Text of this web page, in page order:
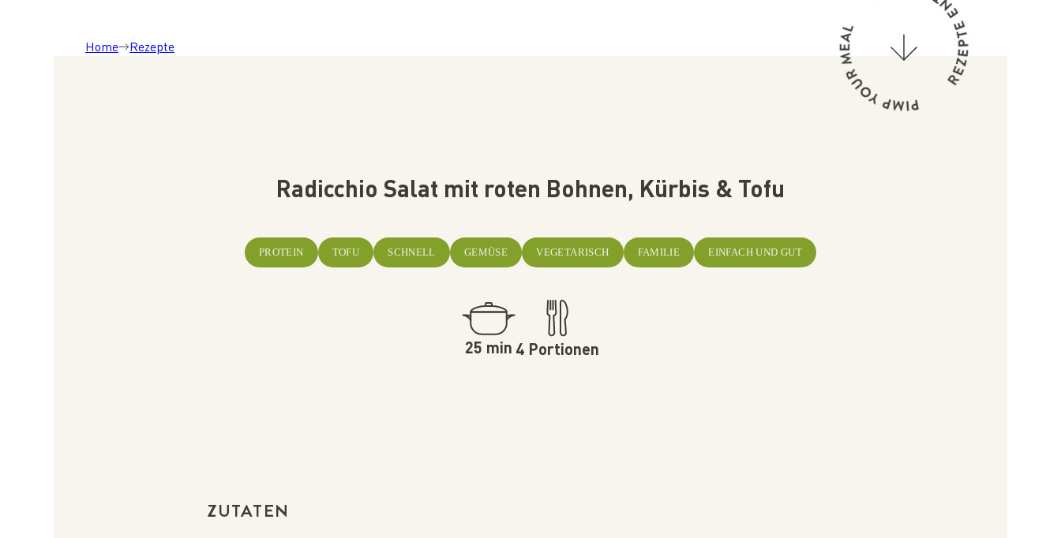
Home Rezepte
Radicchio Salat mit roten Bohnen, Kürbis & Tofu
PROTEIN TOFU SCHNELL GEMÜSE VEGETARISCH FAMILIE EINFACH UND GUT
25 min 4 Portionen
ZUTATEN